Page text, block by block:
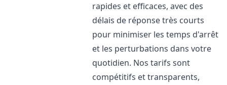
rapides et efficaces, avec des
délais de réponse très courts
pour minimiser les temps d'arrêt
et les perturbations dans votre
quotidien. Nos tarifs sont
compétitifs et transparents,